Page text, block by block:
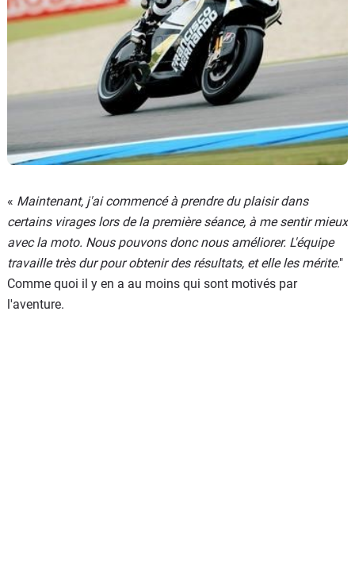
« Maintenant, j'ai commencé à prendre du plaisir dans
certains virages lors de la première séance, à me sentir mieux
avec la moto. Nous pouvons donc nous améliorer. L'équipe
travaille très dur pour obtenir des résultats, et elle les mérite."
Comme quoi il y en a au moins qui sont motivés par
l'aventure.